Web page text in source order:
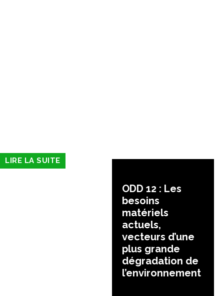
LIRE LA SUITE
ODD 12 : Les
besoins
matériels
actuels,
vecteurs d’une
plus grande
dégradation de
l’environnement